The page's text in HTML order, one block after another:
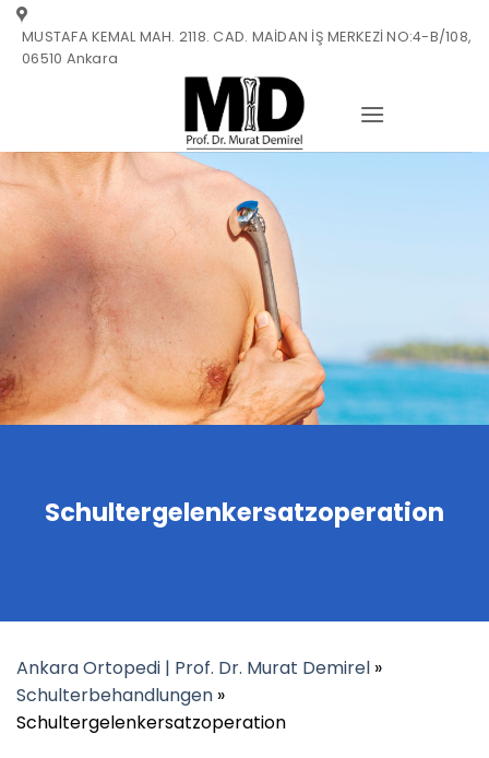
Zum
Inhalt
springen
MUSTAFA KEMAL MAH. 2118. CAD. MAİDAN İŞ MERKEZİ NO:4-B/108,
06510 Ankara
Schultergelenkersatzoperation
Ankara Ortopedi | Prof. Dr. Murat Demirel »
Schulterbehandlungen »
Schultergelenkersatzoperation